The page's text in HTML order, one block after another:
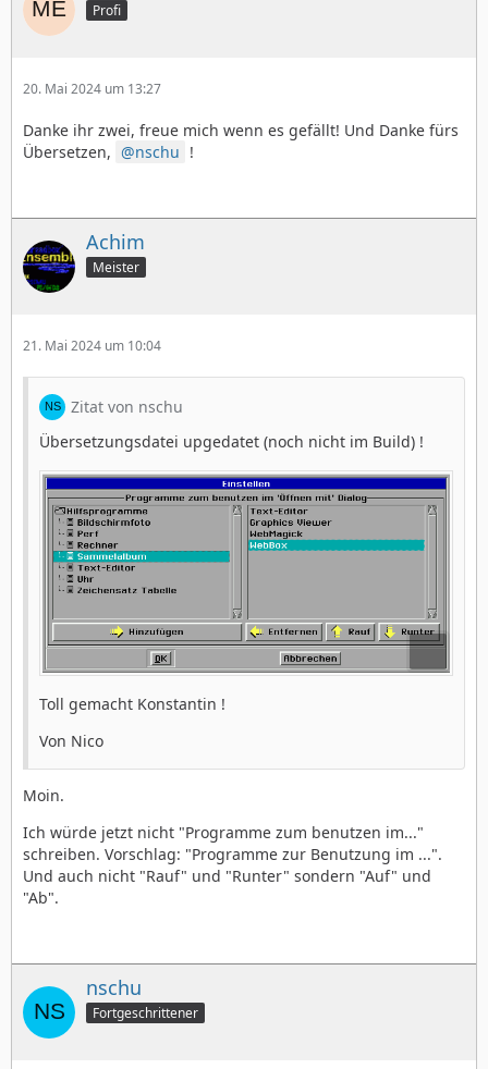
Profi
20. Mai 2024 um 13:27
Danke ihr zwei, freue mich wenn es gefällt! Und Danke fürs
Übersetzen,
nschu !
Achim
Meister
21. Mai 2024 um 10:04
Zitat von nschu
Übersetzungsdatei upgedatet (noch nicht im Build) !
Toll gemacht Konstantin !
Von Nico
Moin.
Ich würde jetzt nicht "Programme zum benutzen im..."
schreiben. Vorschlag: "Programme zur Benutzung im ...".
Und auch nicht "Rauf" und "Runter" sondern "Auf" und
"Ab".
nschu
Fortgeschrittener